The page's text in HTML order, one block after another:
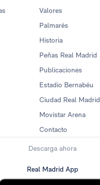
Valores
Palmarés
Historia
Peñas Real Madrid
Publicaciones
Estadio Bernabéu
Ciudad Real Madrid
Movistar Arena
Contacto
Descarga ahora
Real Madrid App